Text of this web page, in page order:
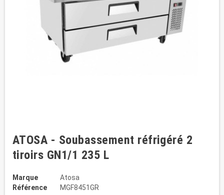
ATOSA - Soubassement réfrigéré 2
tiroirs GN1/1 235 L
Marque
Atosa
Référence
MGF8451GR